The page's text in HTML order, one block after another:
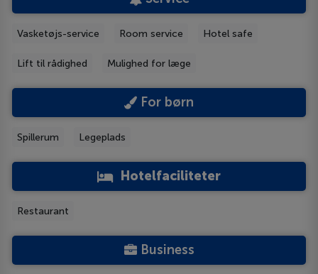
Vasketøjs-service Room service Hotel safe
Lift til rådighed Mulighed for læge
For børn
Spillerum Legeplads
Hotelfaciliteter
Restaurant
Business